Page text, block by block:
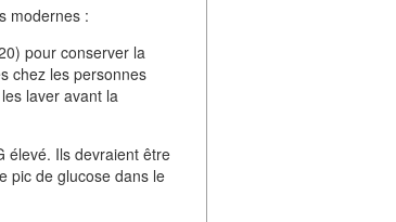
modernes :
pour conserver la
chez les personnes
laver avant la
élevé. Ils devraient être
pic de glucose dans le